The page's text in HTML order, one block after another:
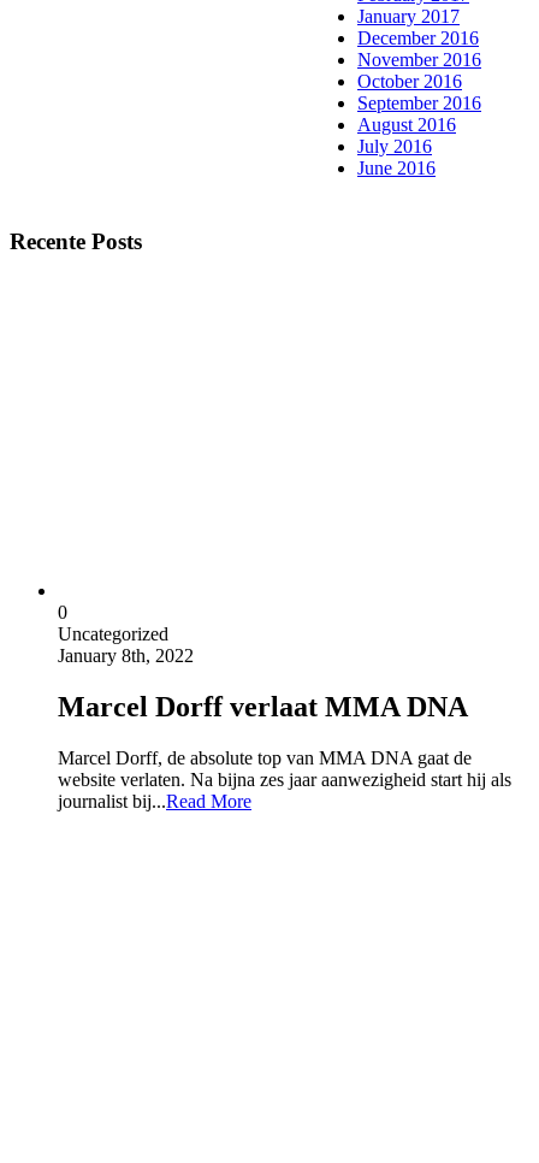
January 2017
December 2016
November 2016
October 2016
September 2016
August 2016
July 2016
June 2016
Recente Posts
0
Uncategorized
January 8th, 2022
Marcel Dorff verlaat MMA DNA
Marcel Dorff, de absolute top van MMA DNA gaat de
website verlaten. Na bijna zes jaar aanwezigheid start hij als
journalist bij...Read More